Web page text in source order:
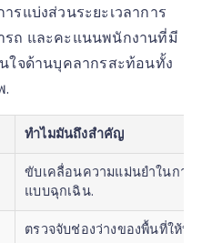
รแบ่งส่วนระยะเวลาการ
ถ และคะแนนพนักงานที่มี
ใจด้านบุคลากรสะท้อนทั้ง
.
ทำไมมันถึงสำคัญ
ขับเคลื่อนความแม่นยำในการจั
แบบฉุกเฉิน.
ตรวจจับช่องว่างของพื้นที่ให้บริก